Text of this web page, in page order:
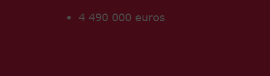
4 490 000 euros